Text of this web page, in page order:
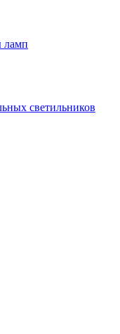
ламп
светильников